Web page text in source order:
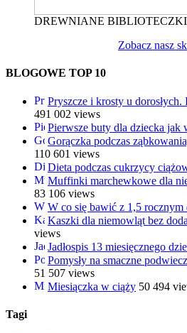
DREWNIANE BIBLIOTECZKI
Zobacz nasz
BLOGOWE TOP 10
Pryszcze i krosty u
491 002 views
Pierwsze buty dla dziecka jak
Gorączka podczas
110 601 views
Dieta podczas cukrzycy
Muffinki marchewkowe dla
83 106 views
W co się bawić z 1,5 rocznym
Kaszki dla niemowląt bez
views
Jadłospis 13 miesięcznego
Pomysły na smaczne
51 507 views
Miesiączka w ciąży 50 494
Tagi